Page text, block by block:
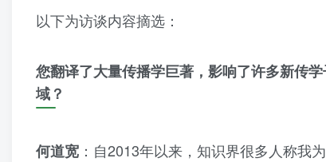
以下为访谈内容摘选：
您翻译了大量传播学巨著，影响了许多新传
域？
何道宽 ：自2013年以来，知识界很多人称我